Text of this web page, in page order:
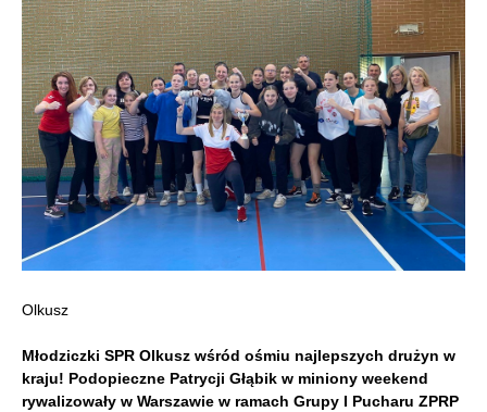
Olkusz
Młodziczki SPR Olkusz wśród ośmiu najlepszych drużyn w
kraju! Podopieczne Patrycji Głąbik w miniony weekend
rywalizowały w Warszawie w ramach Grupy I Pucharu ZPRP